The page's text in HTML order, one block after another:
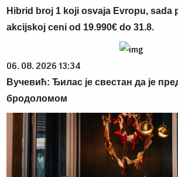
Hibrid broj 1 koji osvaja Evropu, sada
akcijskoj ceni od 19.990€ do 31.8.
06. 08. 2026 13:34
Вучевић: Ђилас је свестан да је
бродоломом